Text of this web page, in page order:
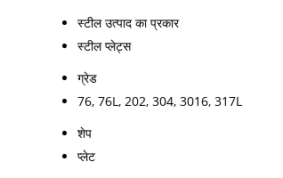
स्टील उत्पाद का प्रकार
स्टील प्लेट्स
ग्रेड
76, 76L, 202, 304, 3016, 317L
शेप
प्लेट